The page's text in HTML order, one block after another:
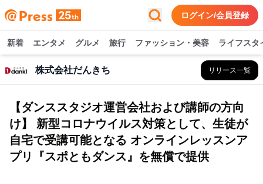
ログイン/会員登録
新着 エンタメ グルメ 旅行 ファッション・美容 ライフスタ
株式会社だんきち リリース一覧
【ダンススタジオ運営会社および講師の方向
け】 新型コロナウイルス対策として、生徒が
自宅で受講可能となる オンラインレッスンア
プリ『スポともダンス』を無償で提供